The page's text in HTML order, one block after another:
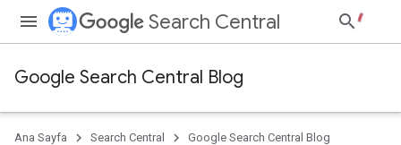
Search Central
Google Search Central Blog
Ana Sayfa Search Central Google Search Central Blog